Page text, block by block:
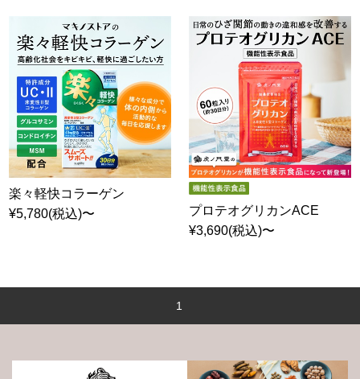
楽々軽快コラーゲン
¥5,780(税込)〜
プロテオグリカンACE
¥3,690(税込)〜
1